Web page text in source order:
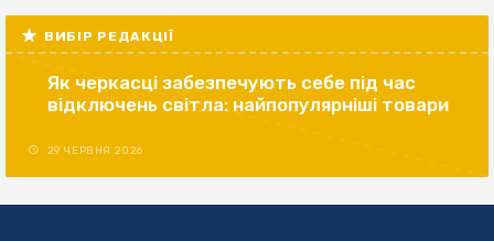
ВИБІР РЕДАКЦІЇ
Як черкасці забезпечують себе під час
відключень світла: найпопулярніші товари
29 ЧЕРВНЯ 2026